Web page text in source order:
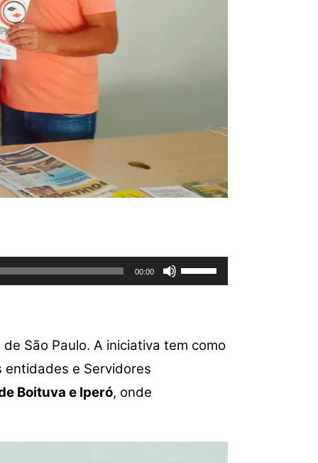
00:00
as
ou
ou
São Paulo. A iniciativa tem como
entidades e Servidores
Boituva e Iperó, onde